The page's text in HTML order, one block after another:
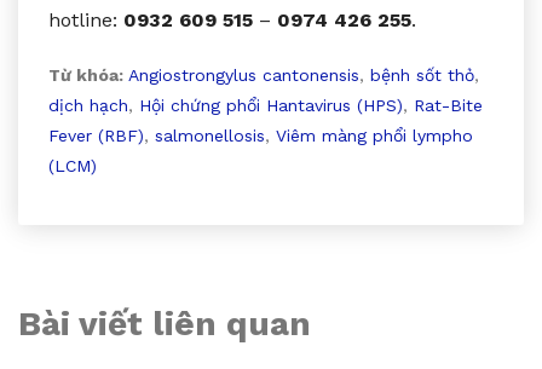
hotline: 0932 609 515 – 0974 426 255.
Từ khóa: Angiostrongylus cantonensis, bệnh sốt thỏ,
dịch hạch, Hội chứng phổi Hantavirus (HPS), Rat-Bite
Fever (RBF), salmonellosis, Viêm màng phổi lympho
(LCM)
Bài viết liên quan